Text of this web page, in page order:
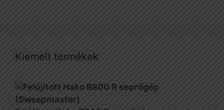
Kiemelt termékek